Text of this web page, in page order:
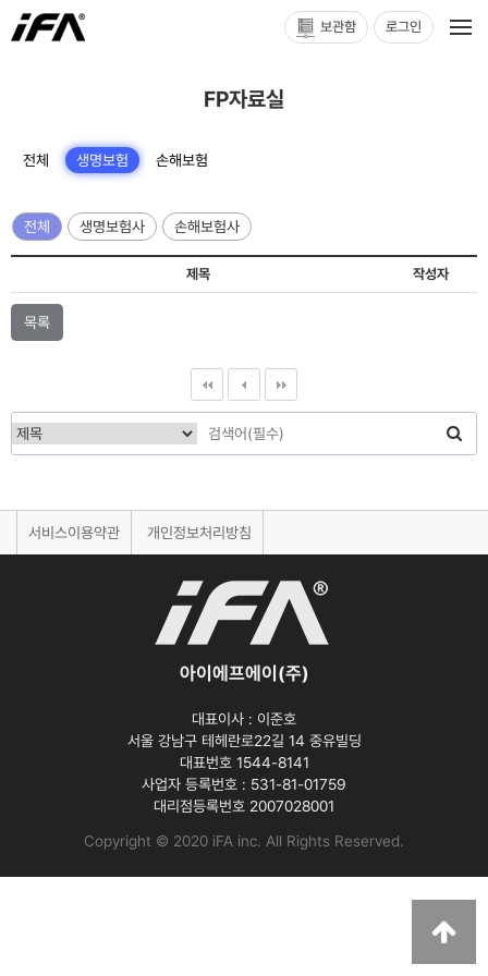
보관함 로그인
FP자료실
전체 생명보험 손해보험
전체 생명보험사 손해보험사
제목 작성자
목록
서비스이용약관 개인정보처리방침
아이에프에이(주)
대표이사 : 이준호
서울 강남구 테헤란로22길 14 중유빌딩
대표번호 1544-8141
사업자 등록번호 : 531-81-01759
대리점등록번호 2007028001
Copyright © 2020 iFA inc. All Rights Reserved.